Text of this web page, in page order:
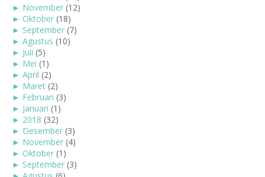
► November (12)
► Oktober (18)
► September (7)
► Agustus (10)
► Juli (5)
► Mei (1)
► April (2)
► Maret (2)
► Februari (3)
► Januari (1)
► 2018 (32)
► Desember (3)
► November (4)
► Oktober (1)
► September (3)